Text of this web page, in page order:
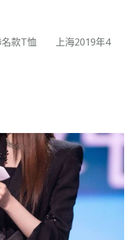
名款T恤 上海2019年4